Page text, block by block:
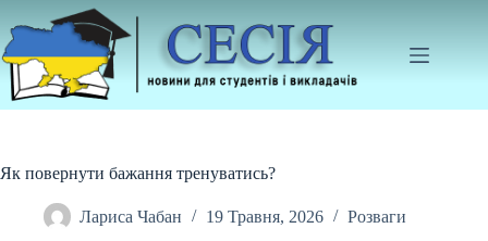
до
вмісту
Як повернути бажання тренуватись?
Лариса Чабан 19 Травня, 2026 Розваги